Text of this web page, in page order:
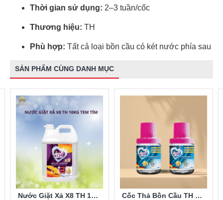
Thời gian sử dụng: 2–3 tuần/cốc
Thương hiệu: TH
Phù hợp: Tất cả loại bồn cầu có két nước phía sau
SẢN PHẨM CÙNG DANH MỤC
Nước Giặt Xả X8 TH 10kg Tem Tím Cốc Thả Bồn Cầu TH 180g Hương Lavender Tím